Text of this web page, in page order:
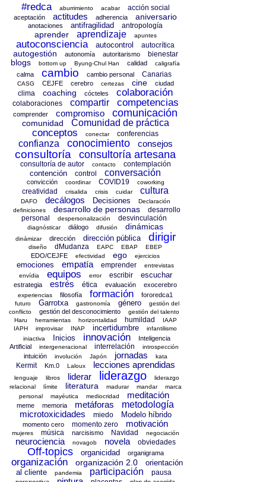
#redca aburrimiento acabar acción social
aceptación actitudes adherencia aniversario
anotaciones antifragilidad antropología
aprender aprendizaje apuntes
autoconsciencia autocontrol autocrítica
autogestión autonomía autoritarismo bienestar
blogs bottom up Byung-Chul Han calidad caligrafía
calma cambio cambio personal Canarias
CASG CEJFE cerebro certezas cine ciudad
clima coaching cócteles colaboración
colaboraciones compartir competencias
comprender compromiso comunicación
comunidad Comunidad de práctica
conceptos conectar conferencias
confianza conocimiento consejos
consultoría consultoría artesana
consultoría de autor contacto contemplación
contención control conversación
convicción coordinar COVID19 coworking
creatividad crisalida crisis cuidar cultura
DAFO decálogos Decisiones
Declaración
definiciones
desarrollo de personas
desarrollo
personal
despersonalización desvinculación
diagnósticar diálogo difusión dinámicas
dinámizar dirección dirección pública dirigir
diseño dMudanza EAPC EBAP EBEP
EDO/CEJFE efectividad ego ejercicios
emociones empatía emprender
entrevistas
envídia
equipos error escribir escuchar
estrategia estrés ética evaluación exocerebro
experiencias filosofía formación fororedca1
futuro Garrotxa gastronomía género
gestión del
conflicto
gestión del desconocimiento
gestión del talento
Haru
herramientas horizontalidad humildad
IAAP
IAPH
improvisar INAP incertidumbre
infantilismo
iniactiva
Inicios innovación
Inteligencia
Artificial
intergeneracional interrelación introspección
intuición involución Japón jornadas kata
Kermit Km.0 Laloux lecciones aprendidas
lenguaje libros liderar liderazgo
liderazgo
relacional
límite literatura madurar mandar
marca
personal
mayéutica mediocridad meditación
meme memoria metáforas
metodología
microtoxicidades
miedo Modelo híbrido
momento cero momento zero motivación
mujeres música narcisismo Navidad negociación
neurociencia novagob novela obviedades
Off-topics organicidad organigrama
organización organización 2.0
orientación
al cliente
pandemia participación pausa